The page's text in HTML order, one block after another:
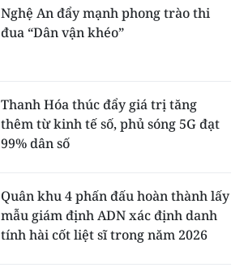
Nghệ An đẩy mạnh phong trào thi
đua “Dân vận khéo”
Thanh Hóa thúc đẩy giá trị tăng
thêm từ kinh tế số, phủ sóng 5G đạt
99% dân số
Quân khu 4 phấn đấu hoàn thành lấy
mẫu giám định ADN xác định danh
tính hài cốt liệt sĩ trong năm 2026